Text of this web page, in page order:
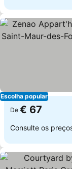
Escolha popular
De € 67
Consulte os